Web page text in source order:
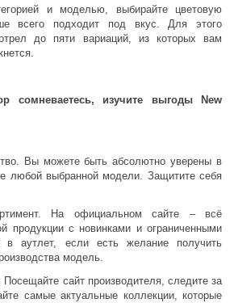
и моделью, выбирайте цветовую
всего подходит под вкус. Для этого
до пяти вариаций, из которых вам
изучите выгоды New
Вы можете быть абсолютно уверены в
любой выбранной модели. Защитите себя
На официальном сайте – всё
продукции с новинками и ограниченными
в аутлет, если есть желание получить
модель.
сайт производителя, следите за
самые актуальные коллекции, которые